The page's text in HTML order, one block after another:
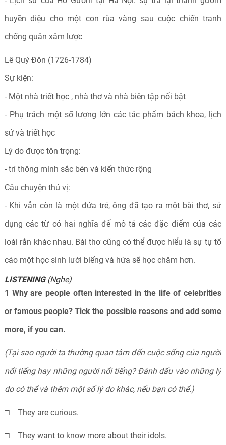
huyền diệu cho một con rùa vàng sau cuộc chiến tranh
chống quân xâm lược
Lê Quý Đôn (1726-1784)
Sự kiện:
- Một nhà triết học , nhà thơ và nhà biên tập nổi bật
- Phụ trách một số lượng lớn các tác phẩm bách khoa, lịch
sử và triết học
Lý do được tôn trọng:
- trí thông minh sắc bén và kiến thức rộng
Câu chuyện thú vị:
- Khi vẫn còn là một đứa trẻ, ông đã tạo ra một bài thơ, sử
dụng các từ có hai nghĩa để mô tả các đặc điểm của các
loài rắn khác nhau. Bài thơ cũng có thể được hiểu là sự tự tố
cáo một học sinh lười biếng và hứa sẽ học chăm hơn.
LISTENING (Nghe)
1 Why are people often interested in the life of celebrities
or famous people? Tick the possible reasons and add some
more, if you can.
(Tại sao người ta thường quan tâm đến cuộc sống của người
nổi tiếng hay những người nổi tiếng? Đánh dấu vào những lý
do có thể và thêm một số lý do khác, nếu bạn có thể.)
□ They are curious.
□ They want to know more about their idols.